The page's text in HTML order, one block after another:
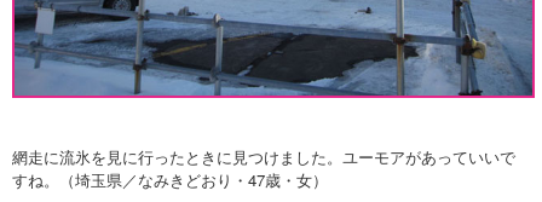
網走に流氷を見に行ったときに見つけました。ユーモアがあっていいで
すね。（埼玉県／なみきどおり・47歳・女）